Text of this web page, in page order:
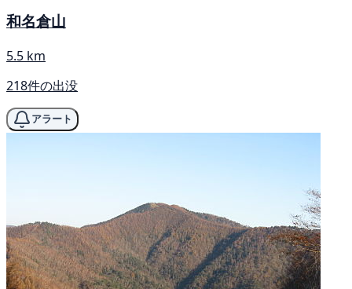
和名倉山
5.5 km
218件の出没
アラート